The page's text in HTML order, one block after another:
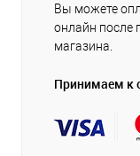
Вы можете
онлайн после
магазина.
Принимаем к